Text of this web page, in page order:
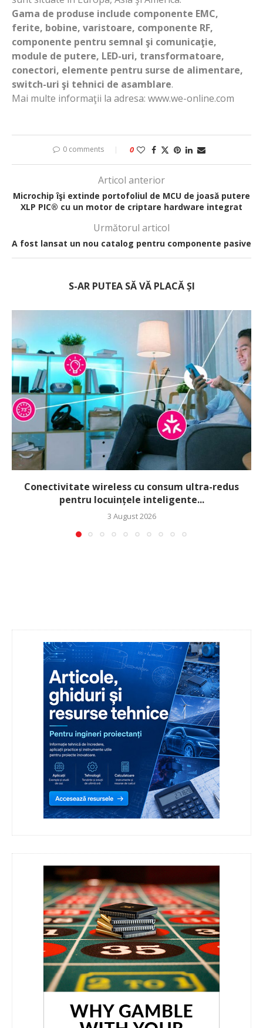
Gama de produse include componente EMC,
ferite, bobine, varistoare, componente RF,
componente pentru semnal şi comunicaţie,
module de putere, LED-uri, transformatoare,
conectori, elemente pentru surse de alimentare,
switch-uri şi tehnici de asamblare.
Mai multe informaţii la adresa: www.we-online.com
0 comments 0
Articol anterior
Microchip îşi extinde portofoliul de MCU de joasă putere
XLP PIC® cu un motor de criptare hardware integrat
Următorul articol
A fost lansat un nou catalog pentru componente pasive
S-AR PUTEA SĂ VĂ PLACĂ ȘI
Conectivitate wireless cu consum ultra-redus
pentru locuințele inteligente...
3 August 2026